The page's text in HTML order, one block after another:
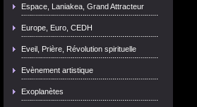
Espace, Laniakea, Grand Attracteur
Europe, Euro, CEDH
Eveil, Prière, Révolution spirituelle
Evènement artistique
Exoplanètes